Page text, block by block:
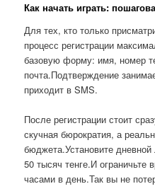
Как начать играть:
Для тех, кто только
процесс регистрации
базовую форму: имя, номер
почта.Подтверждение
приходит в SMS.
После регистрации стоит
скучная бюрократия, а
бюджета.Установите
50 тысяч тенге.И
часами в день.Так вы не